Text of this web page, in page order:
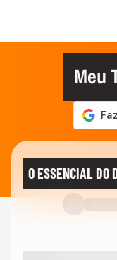
Meu
O ESSENCIAL DO